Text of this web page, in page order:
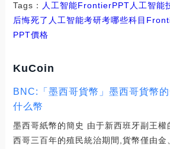
Tags： 人工智能FrontierPPT人工智能
后悔死了 人工智能考研考哪些科目
PPT價格
KuCoin
BNC:「墨西哥貨幣」墨西哥貨幣
什么幣
墨西哥紙幣的簡史 由于新西班牙副王
西哥三百年的殖民統治期間,貨幣僅由金